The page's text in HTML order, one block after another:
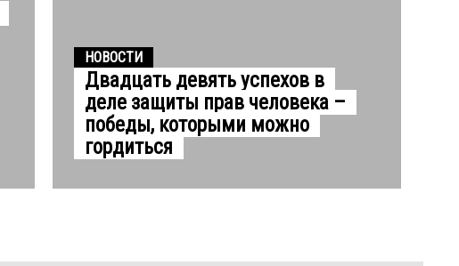
НОВОСТИ
Двадцать девять успехов в
деле защиты прав человека –
победы, которыми можно
гордиться